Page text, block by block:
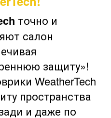
точно и
салон
защиту»!
WeatherTech
пространства
и даже по